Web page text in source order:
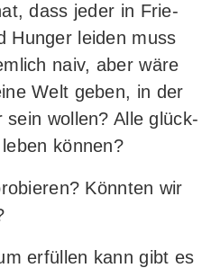
dass jeder in Frie­
Hun­ger lei­den muss
naiv, aber wäre
Welt geben, in der
sein wol­len? Alle glück­
können?
Könn­ten wir
erfül­len kann gibt es